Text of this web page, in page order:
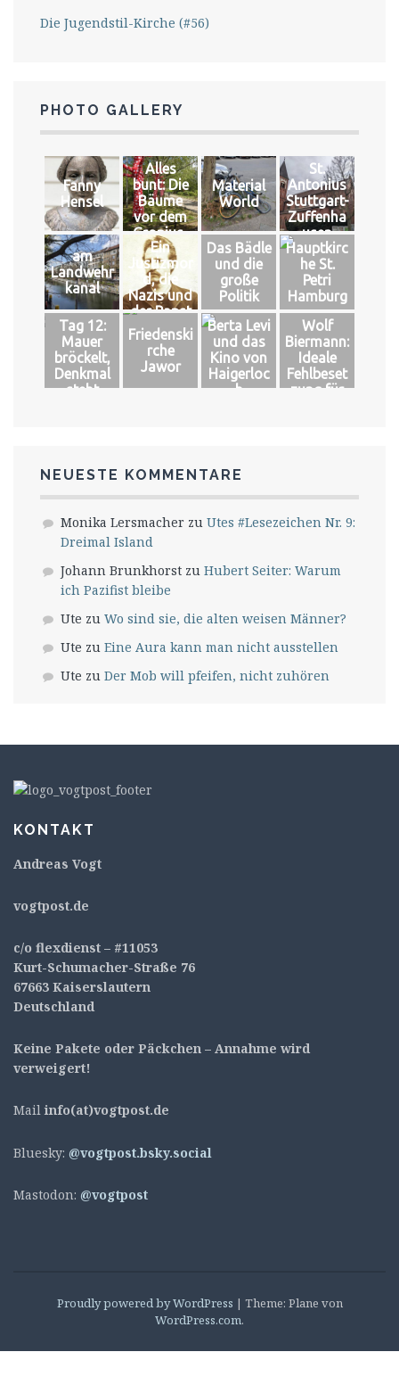
Die Jugendstil-Kirche (#56)
PHOTO GALLERY
Fanny
Hensel
Alles
bunt: Die
Bäume
vor dem
Gropius-
Bau
Material
World
St.
Antonius
Stuttgart-
Zuffenha
usen
am
Landwehr
kanal
Ein
Justizmor
d, die
Nazis und
der Papst
Das Bädle
und die
große
Politik
Hauptkirc
he St.
Petri
Hamburg
Tag 12:
Mauer
bröckelt,
Denkmal
steht
Friedenski
rche
Jawor
Berta Levi
und das
Kino von
Haigerloc
h
Wolf
Biermann:
Ideale
Fehlbeset
zung für
NEUESTE KOMMENTARE
Monika Lersmacher zu Utes #Lesezeichen Nr. 9:
Dreimal Island
Johann Brunkhorst zu Hubert Seiter: Warum
ich Pazifist bleibe
Ute zu Wo sind sie, die alten weisen Männer?
Ute zu Eine Aura kann man nicht ausstellen
Ute zu Der Mob will pfeifen, nicht zuhören
KONTAKT
Andreas Vogt
vogtpost.de
c/o flexdienst – #11053
Kurt-Schumacher-Straße 76
67663 Kaiserslautern
Deutschland
Keine Pakete oder Päckchen – Annahme wird
verweigert!
Mail info(at)vogtpost.de
Bluesky: @vogtpost.bsky.social
Mastodon: @vogtpost
Proudly powered by WordPress | Theme: Plane von
WordPress.com.